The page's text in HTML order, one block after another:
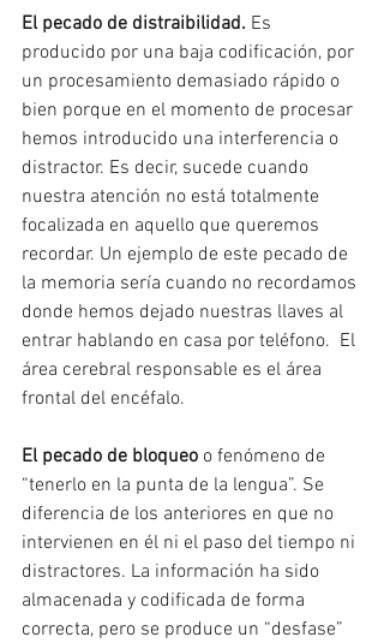
El pecado de distraibilidad. Es
producido por una baja codificación, por
un procesamiento demasiado rápido o
bien porque en el momento de procesar
hemos introducido una interferencia o
distractor. Es decir, sucede cuando
nuestra atención no está totalmente
focalizada en aquello que queremos
recordar. Un ejemplo de este pecado de
la memoria sería cuando no recordamos
donde hemos dejado nuestras llaves al
entrar hablando en casa por teléfono.  El
área cerebral responsable es el área
frontal del encéfalo.
El pecado de bloqueo o fenómeno de
“tenerlo en la punta de la lengua”. Se
diferencia de los anteriores en que no
intervienen en él ni el paso del tiempo ni
distractores. La información ha sido
almacenada y codificada de forma
correcta, pero se produce un “desfase”